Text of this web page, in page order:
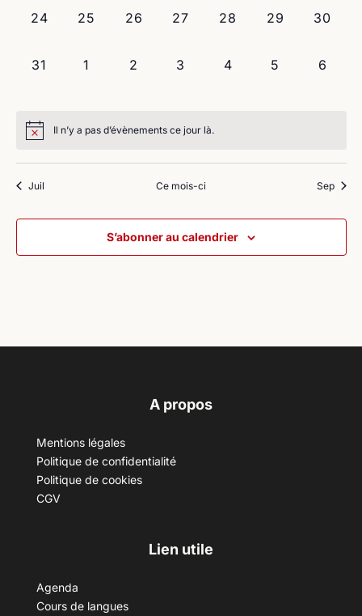
0
24
0
25
0
26
0
27
0
28
0
29
0
30
0
31
0
1
0
2
0
3
0
4
0
5
0
6
Il n’y a pas d’évènements ce jour là.
Juil Ce mois-ci Sep
S’abonner au calendrier
A propos
Mentions légales
Politique de confidentialité
Politique de cookies
CGV
Lien utile
Agenda
Cours de langues